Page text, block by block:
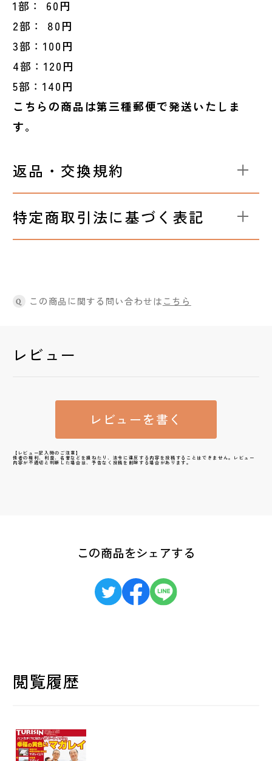
1部： 60円
2部： 80円
3部：100円
4部：120円
5部：140円
こちらの商品は第三種郵便で発送いたしま
す。
返品・交換規約
特定商取引法に基づく表記
Q この商品に関する問い合わせはこちら
レビュー
レビューを書く
【レビュー記入時のご注意】
他者の権利、利益、名誉などを損ねたり、法令に違反する内容を投稿することはできません。レビュー
内容が不適切と判断した場合は、予告なく投稿を削除する場合があります。
この商品をシェアする
閲覧履歴